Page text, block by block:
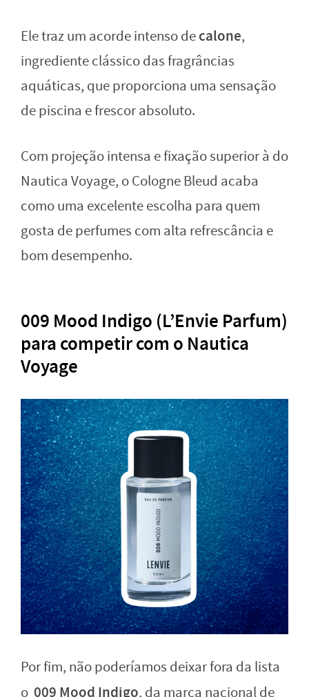
Ele traz um acorde intenso decalone,
ingrediente clássico das fragrâncias
aquáticas, que proporciona uma sensação
de piscina e frescor absoluto.
Com projeção intensa e fixação superior à do
Nautica Voyage, o Cologne Bleud acaba
como uma excelente escolha para quem
gosta de perfumes com alta refrescância e
bom desempenho.
009 Mood Indigo (L’Envie Parfum)
para competir com o Nautica
Voyage
Por fim, não poderíamos deixar fora da lista
o 009 Mood Indigo, da marca nacional de